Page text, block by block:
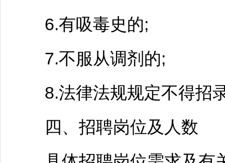
6.有吸毒史的;
7.不服从调剂的;
8.法律法规规定不得招
四、 招聘岗位及人数